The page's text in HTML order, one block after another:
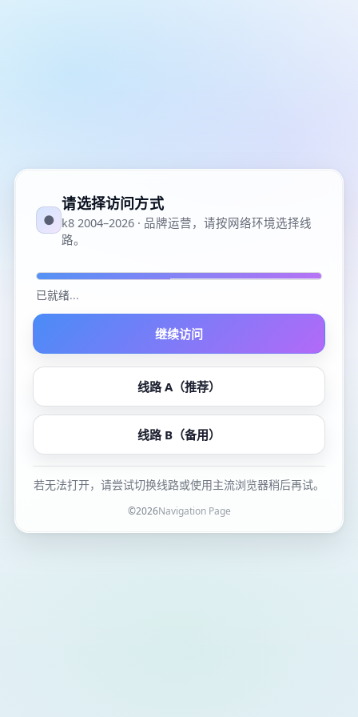
●
请选择访问方式
k8 2004–2026 · 品牌运营，请按网络环境选择线
路。
已就绪...
继续访问
线路 A（推荐）
线路 B（备用）
若无法打开，请尝试切换线路或使用主流浏览器稍后再试。
©2026Navigation Page